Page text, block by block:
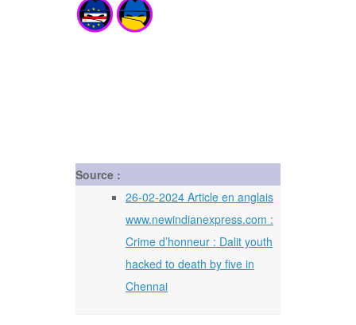
Source :
26-02-2024 Article en anglais
www.newindianexpress.com :
Crime d’honneur : Dalit youth
hacked to death by five in
Chennai